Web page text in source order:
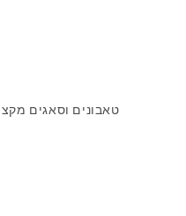
טאבונים וסאגים